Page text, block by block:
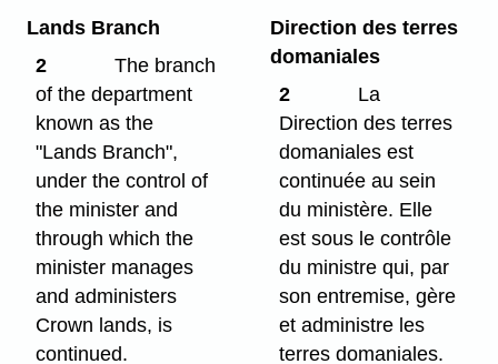
Lands Branch
2
The branch
of the department
known as the
"Lands Branch",
under the control of
the minister and
through which the
minister manages
and administers
Crown lands, is
continued.
Direction des terres
domaniales
2
La
Direction des terres
domaniales est
continuée au sein
du ministère. Elle
est sous le contrôle
du ministre qui, par
son entremise, gère
et administre les
terres domaniales.